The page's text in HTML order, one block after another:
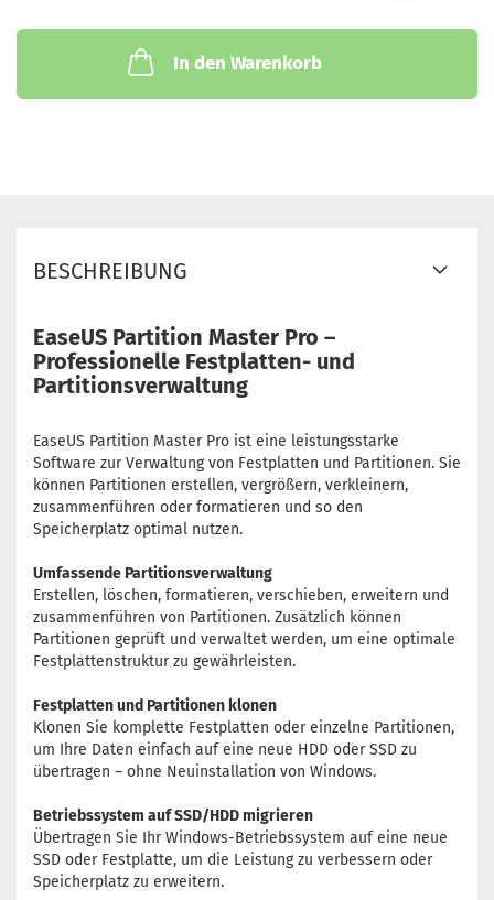
In den Warenkorb
BESCHREIBUNG
EaseUS Partition Master Pro –
Professionelle Festplatten- und
Partitionsverwaltung
EaseUS Partition Master Pro ist eine leistungsstarke
Software zur Verwaltung von Festplatten und Partitionen. Sie
können Partitionen erstellen, vergrößern, verkleinern,
zusammenführen oder formatieren und so den
Speicherplatz optimal nutzen.
Umfassende Partitionsverwaltung
Erstellen, löschen, formatieren, verschieben, erweitern und
zusammenführen von Partitionen. Zusätzlich können
Partitionen geprüft und verwaltet werden, um eine optimale
Festplattenstruktur zu gewährleisten.
Festplatten und Partitionen klonen
Klonen Sie komplette Festplatten oder einzelne Partitionen,
um Ihre Daten einfach auf eine neue HDD oder SSD zu
übertragen – ohne Neuinstallation von Windows.
Betriebssystem auf SSD/HDD migrieren
Übertragen Sie Ihr Windows-Betriebssystem auf eine neue
SSD oder Festplatte, um die Leistung zu verbessern oder
Speicherplatz zu erweitern.